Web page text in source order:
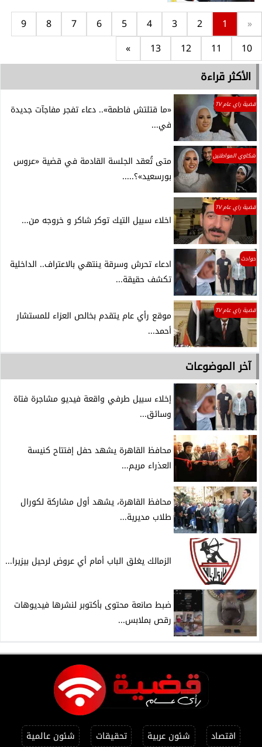
«
1
2
3
4
5
6
7
8
9
10
11
12
13
»
الأكثر قراءة
قضية راي عام TV
«ما قتلتش فاطمة».. دعاء تفجر مفاجآت جديدة
في...
شكاوي المواطنين
متى تُعقد الجلسة القادمة في قضية «عروس
بورسعيد»؟.....
قضية راي عام TV
اخلاء سبيل التيك توكر شاكر و خروجه من...
حوادث
ادعاء تحرش وسرقة ينتهي بالاعتراف.. الداخلية
تكشف حقيقة...
قضية راي عام TV
موقع رأي عام يتقدم بخالص العزاء للمستشار
أحمد...
آخر الموضوعات
إخلاء سبيل طرفي واقعة فيديو مشاجرة فتاة
وسائق...
محافظ القاهرة يشهد حفل إفتتاح كنيسة
العذراء مريم...
محافظ القاهرة، يشهد أول مشاركة لكورال
طلاب مديرية...
الزمالك يغلق الباب أمام أي عروض لرحيل بيزيرا...
ضبط صانعة محتوى بأكتوبر لنشرها فيديوهات
رقص بملابس...
اقتصاد شئون عربية تحقيقات شئون عالمية